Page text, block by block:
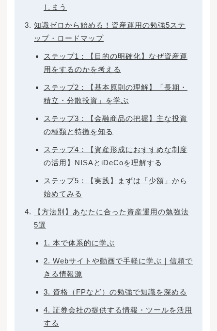
しまう
知識ゼロから始める！資産運用の勉強5ステ
ップ・ロードマップ
ステップ1：【目的の明確化】なぜ資産運
用をするのかを考える
ステップ2：【基本原則の理解】「長期・
積立・分散投資」を学ぶ
ステップ3：【金融商品の把握】主な投資
の種類と特徴を知る
ステップ4：【資産形成におすすめな制度
の活用】NISAとiDeCoを理解する
ステップ5：【実践】まずは「少額」から
始めてみる
【方法別】あなたに合った資産運用の勉強法
5選
1. 本で体系的に学ぶ
2. Webサイトや動画で手軽に学ぶ｜信頼で
きる情報源
3. 資格（FPなど）の勉強で知識を深める
4. 証券会社の提供する情報・ツールを活用
する